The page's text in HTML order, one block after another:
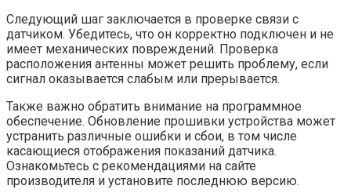
Следующий шаг заключается в проверке связи с
датчиком. Убедитесь, что он корректно подключен и не
имеет механических повреждений. Проверка
расположения антенны может решить проблему, если
сигнал оказывается слабым или прерывается.
Также важно обратить внимание на программное
обеспечение. Обновление прошивки устройства может
устранить различные ошибки и сбои, в том числе
касающиеся отображения показаний датчика.
Ознакомьтесь с рекомендациями на сайте
производителя и установите последнюю версию.